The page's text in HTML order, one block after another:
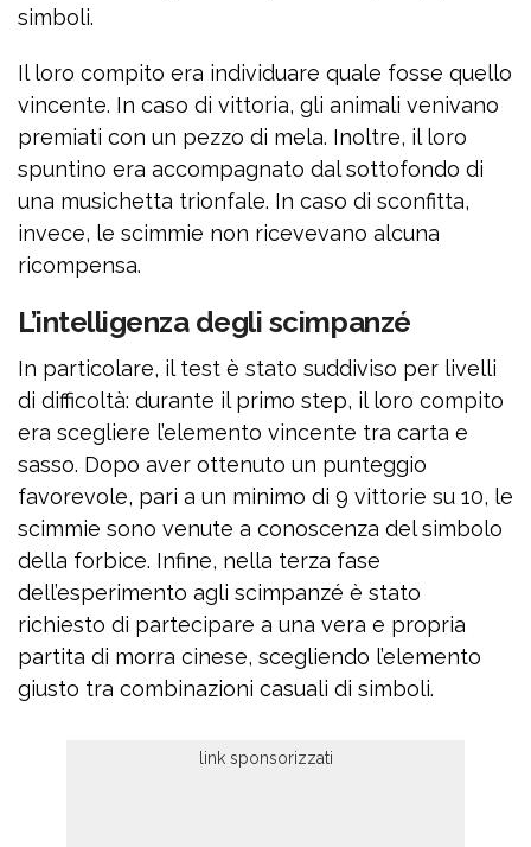
simboli.
Il loro compito era individuare quale fosse quello
vincente. In caso di vittoria, gli animali venivano
premiati con un pezzo di mela. Inoltre, il loro
spuntino era accompagnato dal sottofondo di
una musichetta trionfale. In caso di sconfitta,
invece, le scimmie non ricevevano alcuna
ricompensa.
L’intelligenza degli scimpanzé
In particolare, il test è stato suddiviso per livelli
di difficoltà: durante il primo step, il loro compito
era scegliere l’elemento vincente tra carta e
sasso. Dopo aver ottenuto un punteggio
favorevole, pari a un minimo di 9 vittorie su 10, le
scimmie sono venute a conoscenza del simbolo
della forbice. Infine, nella terza fase
dell’esperimento agli scimpanzé è stato
richiesto di partecipare a una vera e propria
partita di morra cinese, scegliendo l’elemento
giusto tra combinazioni casuali di simboli.